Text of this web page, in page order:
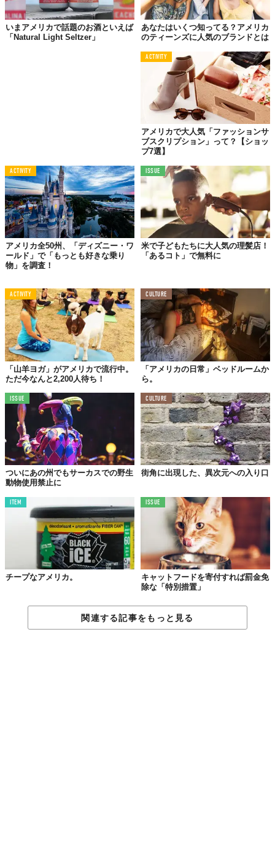
いまアメリカで話題のお酒といえば
「Natural Light Seltzer」
あなたはいくつ知ってる？アメリカ
のティーンズに人気のブランドとは
ACTIVITY
アメリカで大人気「ファッションサ
ブスクリプション」って？【ショッ
プ7選】
ACTIVITY
アメリカ全50州、「ディズニー・ワ
ールド」で「もっとも好きな乗り
物」を調査！
ISSUE
米で子どもたちに大人気の理髪店！
「あるコト」で無料に
ACTIVITY
「山羊ヨガ」がアメリカで流行中。
ただ今なんと2,200人待ち！
CULTURE
「アメリカの日常」ベッドルームか
ら。
ISSUE
ついにあの州でもサーカスでの野生
動物使用禁止に
CULTURE
街角に出現した、異次元への入り口
ITEM
チープなアメリカ。
ISSUE
キャットフードを寄付すれば罰金免
除な「特別措置」
関連する記事をもっと見る